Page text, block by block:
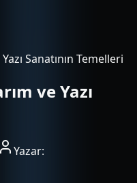
Sanatının Temelleri
ve Yazı
Yazar: